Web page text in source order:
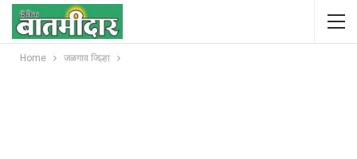
Home जळगाव जिल्हा